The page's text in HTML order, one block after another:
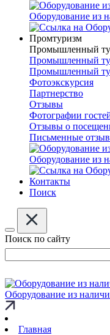
Оборудование из
Промтуризм
Промышленный
Промышленный
Промышленный
Фотоэкскурсия
Партнерство
Отзывы
Фотографии
Отзывы о
Письменные
Оборудование из
Контакты
Поиск
Поиск по сайту
Оборудование из
Главная